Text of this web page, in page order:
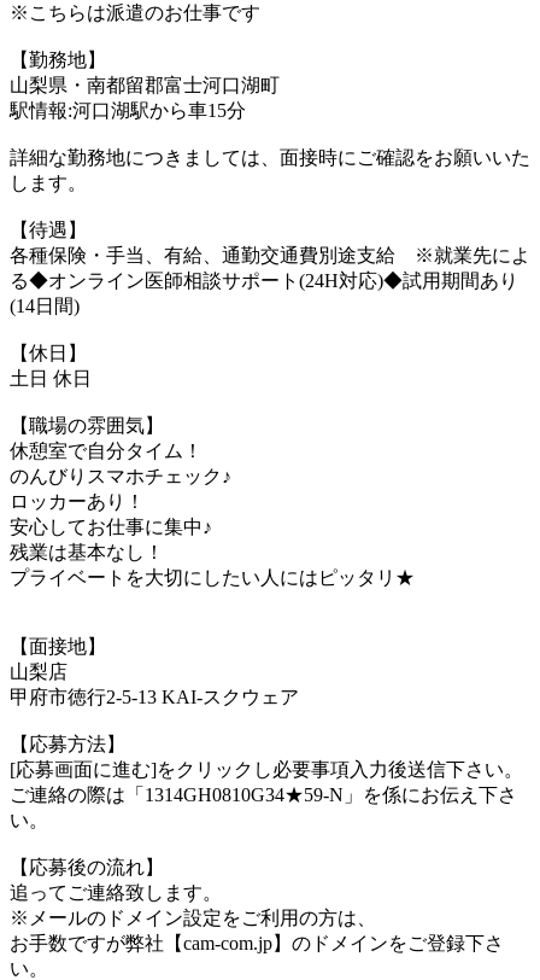
※こちらは派遣のお仕事です
【勤務地】
山梨県・南都留郡富士河口湖町
駅情報:河口湖駅から車15分
詳細な勤務地につきましては、面接時にご確認をお願いいた
します。
【待遇】
各種保険・手当、有給、通勤交通費別途支給 ※就業先によ
る◆オンライン医師相談サポート(24H対応)◆試用期間あり
(14日間)
【休日】
土日 休日
【職場の雰囲気】
休憩室で自分タイム！
のんびりスマホチェック♪
ロッカーあり！
安心してお仕事に集中♪
残業は基本なし！
プライベートを大切にしたい人にはピッタリ★
【面接地】
山梨店
甲府市徳行2-5-13 KAI-スクウェア
【応募方法】
[応募画面に進む]をクリックし必要事項入力後送信下さい。
ご連絡の際は「1314GH0810G34★59-N」を係にお伝え下さ
い。
【応募後の流れ】
追ってご連絡致します。
※メールのドメイン設定をご利用の方は、
お手数ですが弊社【cam-com.jp】のドメインをご登録下さ
い。